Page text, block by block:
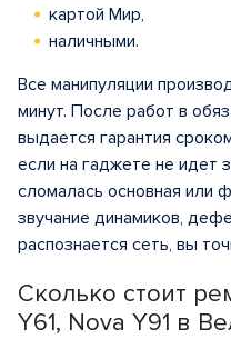
Сколько стоит
Y61, Nova Y91 в
картой Мир,
наличными.
Все манипуляции
минут. После работ в
выдается гарантия
если на гаджете не идет
сломалась основная или
звучание динамиков,
распознается сеть, вы